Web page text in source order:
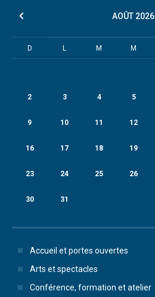
AOÛT 2026
D L M M
2 3 4 5
9 10 11 12
16 17 18 19
23 24 25 26
30 31
Accueil et portes ouvertes
Arts et spectacles
Conférence, formation et atelier